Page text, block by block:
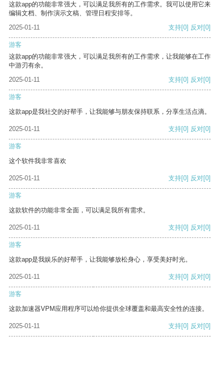
这款app的功能非常强大，可以满足我所有的工作需求。我可以使用它来
编辑文档、制作演示文稿、管理日程安排等。
2025-01-11
支持[0] 反对[0]
游客
这款app的功能非常强大，可以满足我所有的工作需求，让我能够在工作
中游刃有余。
2025-01-11
支持[0] 反对[0]
游客
这款app是我社交的好帮手，让我能够与朋友保持联系，分享生活点滴。
2025-01-11 支持[0] 反对[0]
游客
这个软件我非常喜欢
2025-01-11 支持[0] 反对[0]
游客
这款软件的功能非常全面，可以满足我所有需求。
2025-01-11 支持[0] 反对[0]
游客
这款app是我娱乐的好帮手，让我能够放松身心，享受美好时光。
2025-01-11 支持[0] 反对[0]
游客
这款加速器VPM应用程序可以给你提供全球覆盖和最高安全性的连接。
2025-01-11 支持[0] 反对[0]